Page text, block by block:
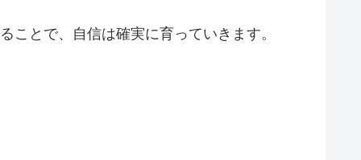
とで、自信は確実に育っていきます。